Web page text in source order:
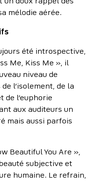
un doux rappel des
mélodie aérée.
été introspective,
Me, Kiss Me », il
niveau de
l’isolement, de la
de l’euphorie
aux auditeurs un
mais aussi parfois
Beautiful You Are »,
subjective et
humaine. Le refrain,